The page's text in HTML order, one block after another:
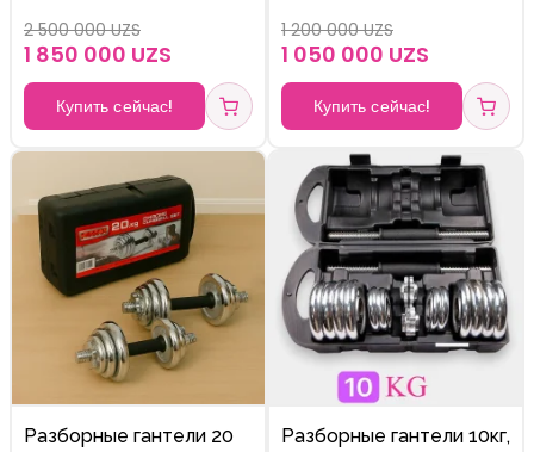
хромированный
комплект для силовых
тренировок
2 500 000 UZS
1 850 000 UZS
Купить сейчас!
1 200 000 UZS
1 050 000 UZS
Купить сейчас!
Разборные гантели 20 Разборные гантели 10кг,